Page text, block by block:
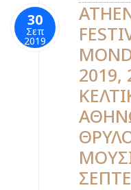
30
Σεπ
2019
2019,